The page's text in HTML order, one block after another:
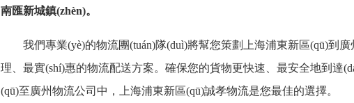
南匯新城鎮(zhèn)。
我們專業(yè)的物流團(tuán)隊(duì)將幫您策劃 上海浦東新區(qū)到 廣
理、最實(shí)惠的物流配送方案。確保您的貨物更快速、最安全地到達
(qū)至廣州物流公司中， 上海浦東新區(qū)誠孝物流是您最佳的選擇。